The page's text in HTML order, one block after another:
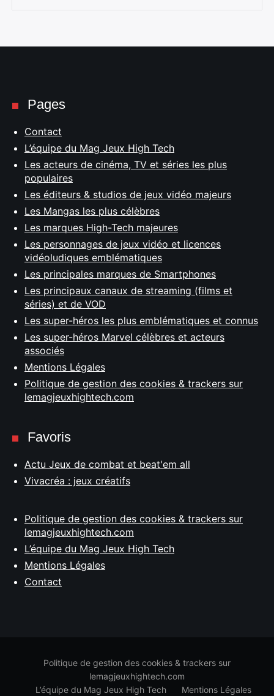
Pages
Contact
L’équipe du Mag Jeux High Tech
Les acteurs de cinéma, TV et séries les plus
populaires
Les éditeurs & studios de jeux vidéo majeurs
Les Mangas les plus célèbres
Les marques High-Tech majeures
Les personnages de jeux vidéo et licences
vidéoludiques emblématiques
Les principales marques de Smartphones
Les principaux canaux de streaming (films et
séries) et de VOD
Les super-héros les plus emblématiques et connus
Les super-héros Marvel célèbres et acteurs
associés
Mentions Légales
Politique de gestion des cookies & trackers sur
lemagjeuxhightech.com
Favoris
Actu Jeux de combat et beat'em all
Vivacréa : jeux créatifs
Politique de gestion des cookies & trackers sur
lemagjeuxhightech.com
L’équipe du Mag Jeux High Tech
Mentions Légales
Contact
Politique de gestion des cookies & trackers sur
lemagjeuxhightech.com
L’équipe du Mag Jeux High Tech
Mentions Légales